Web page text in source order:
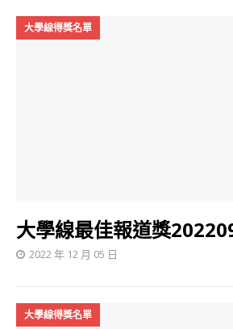
大學線得獎名單
大學線最佳報道獎
2022 年 12 月 05 日
大學線得獎名單